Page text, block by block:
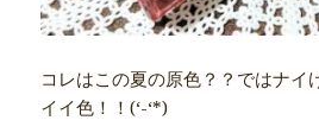
コレはこの夏の原色？？ではナイ
イイ色！！(‘-‘*)